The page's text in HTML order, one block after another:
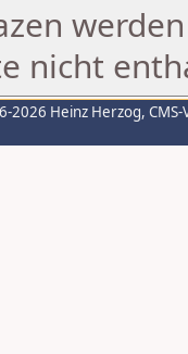
nicht
2026 Heinz Herzog,